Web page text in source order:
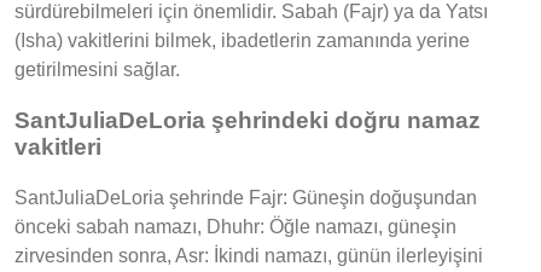
sürdürebilmeleri için önemlidir. Sabah (Fajr) ya da Yatsı
(Isha) vakitlerini bilmek, ibadetlerin zamanında yerine
getirilmesini sağlar.
SantJuliaDeLoria şehrindeki doğru namaz
vakitleri
SantJuliaDeLoria şehrinde Fajr: Güneşin doğuşundan
önceki sabah namazı, Dhuhr: Öğle namazı, güneşin
zirvesinden sonra, Asr: İkindi namazı, günün ilerleyişini